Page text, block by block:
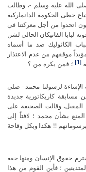
الله عليه وسلم -، وطالب
خطى الحكومة الدانماركية
اتحدوا من أجل معركتنا في
لبابا الفاتيكان الحالي لشن
الكاثوليك ضد ما أسماه
موقفهم من عدم الاعتذار
[1] ؛ فمن يكره من ؟
- صلى
مسابقة كاريكاتورية جديدة
وقالت الصحيفة على
بشأن محمد ؛ لافتاً إلى
!! هكذا وبكل وقاحة
حقه
؛ فأين القوم من هذا